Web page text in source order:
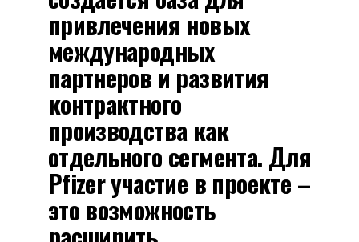
привлечения новых
международных
партнеров и развития
контрактного
производства как
отдельного сегмента. Для
Pfizer участие в проекте –
это возможность